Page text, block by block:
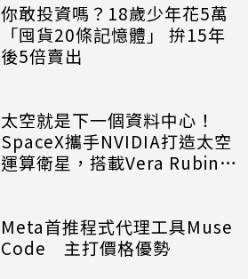
你敢投資嗎？18歲少年花5萬
「囤貨20條記憶體」 拚15年
後5倍賣出
太空就是下一個資料中心！
SpaceX攜手NVIDIA打造太空
運算衛星，搭載Vera Rubin運
Meta首推程式代理工具Muse
Code 主打價格優勢